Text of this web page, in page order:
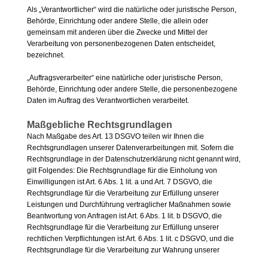
Als „Verantwortlicher“ wird die natürliche oder juristische Person,
Behörde, Einrichtung oder andere Stelle, die allein oder
gemeinsam mit anderen über die Zwecke und Mittel der
Verarbeitung von personenbezogenen Daten entscheidet,
bezeichnet.
„Auftragsverarbeiter“ eine natürliche oder juristische Person,
Behörde, Einrichtung oder andere Stelle, die personenbezogene
Daten im Auftrag des Verantwortlichen verarbeitet.
Maßgebliche Rechtsgrundlagen
Nach Maßgabe des Art. 13 DSGVO teilen wir Ihnen die
Rechtsgrundlagen unserer Datenverarbeitungen mit. Sofern die
Rechtsgrundlage in der Datenschutzerklärung nicht genannt wird,
gilt Folgendes: Die Rechtsgrundlage für die Einholung von
Einwilligungen ist Art. 6 Abs. 1 lit. a und Art. 7 DSGVO, die
Rechtsgrundlage für die Verarbeitung zur Erfüllung unserer
Leistungen und Durchführung vertraglicher Maßnahmen sowie
Beantwortung von Anfragen ist Art. 6 Abs. 1 lit. b DSGVO, die
Rechtsgrundlage für die Verarbeitung zur Erfüllung unserer
rechtlichen Verpflichtungen ist Art. 6 Abs. 1 lit. c DSGVO, und die
Rechtsgrundlage für die Verarbeitung zur Wahrung unserer